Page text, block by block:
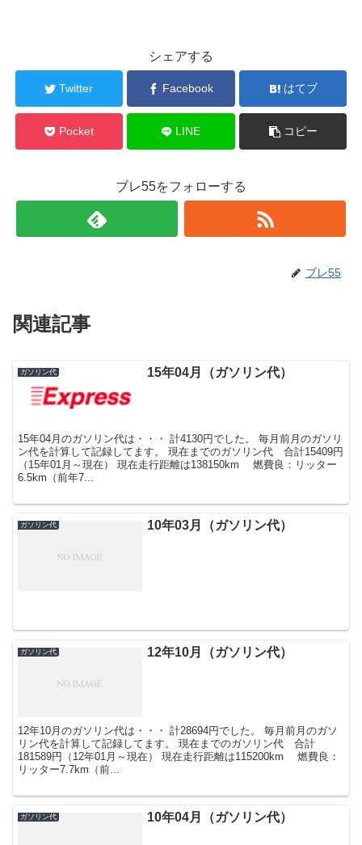
シェアする
Twitter Facebook はてブ
Pocket LINE コピー
ブレ55をフォローする
ブレ55
関連記事
ガソリン代 15年04月（ガソリン代）
15年04月のガソリン代は・・・ 計4130円でした。 毎月前月のガソリ
ン代を計算して記録してます。 現在までのガソリン代 合計15409円
（15年01月～現在） 現在走行距離は138150km 燃費良：リッター
6.5km（前年7...
ガソリン代 10年03月（ガソリン代）
ガソリン代 12年10月（ガソリン代）
12年10月のガソリン代は・・・ 計28694円でした。 毎月前月のガソ
リン代を計算して記録してます。 現在までのガソリン代 合計
181589円（12年01月～現在） 現在走行距離は115200km 燃費良：
リッター7.7km（前...
ガソリン代 10年04月（ガソリン代）